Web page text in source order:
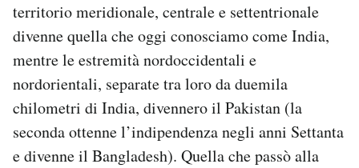
territorio meridionale, centrale e settentrionale
divenne quella che oggi conosciamo come India,
mentre le estremità nordoccidentali e
nordorientali, separate tra loro da duemila
chilometri di India, divennero il Pakistan (la
seconda ottenne l’indipendenza negli anni Settanta
e divenne il Bangladesh). Quella che passò alla